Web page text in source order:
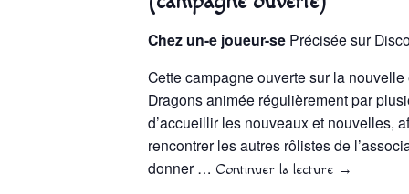
Chez un-e joueur-se Précisée sur
Cette campagne ouverte sur la
Dragons animée régulièrement par
d’accueillir les nouveaux et nouvelles,
rencontrer les autres rôlistes de
donner … Continuer la lecture →